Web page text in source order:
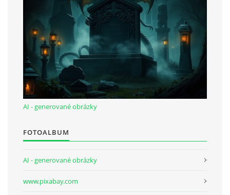
AI - generované obrázky
FOTOALBUM
AI - generované obrázky
www.pixabay.com